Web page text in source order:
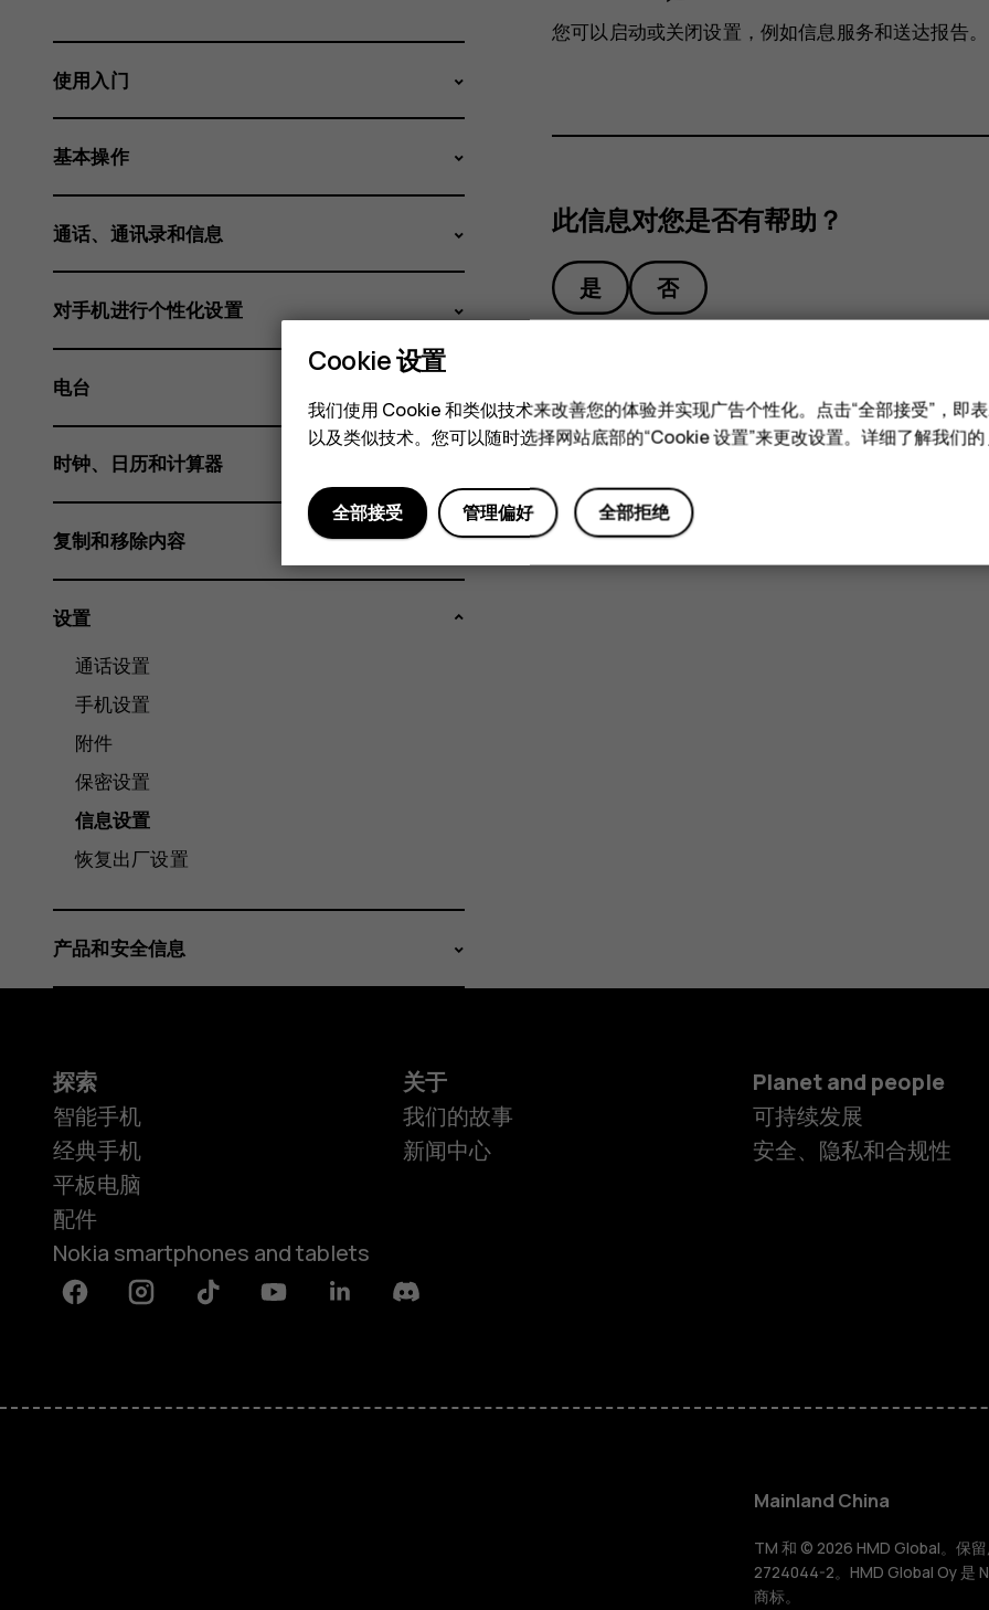
智能手机
经典手机
配件
您可以启动或关闭设置，例如信息服务和送达报告。
此信息对您是否有帮助？
是 否
使用入门
基本操作
通话、通讯录和信息
对手机进行个性化设置
电台
时钟、日历和计算器
复制和移除内容
设置
通话设置
手机设置
附件
保密设置
信息设置
恢复出厂设置
产品和安全信息
探索
智能手机
经典手机
平板电脑
配件
Nokia smartphones and tablets
关于
我们的故事
新闻中心
Planet and people
可持续发展
安全、隐私和合规性
FacebookInstagramTiktok YoutubeLinkedinDiscord
Mainland China
TM 和 © 2026 HMD Global。保
2724044-2。HMD Global Oy 是
商标。
Cookie 设置
我们使用 Cookie 和类似技术来改善您的体验并实现广告个性化。点击“全部接受”，即
以及类似技术。您可以随时选择网站底部的“Cookie 设置”来更改设置。详细了解我们的
全部拒绝
管理偏好
全部接受